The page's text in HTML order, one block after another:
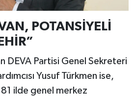
POTANSİYELİ
DEVA Partisi Genel Sekreteri
Yusuf Türkmen ise,
ilde genel merkez